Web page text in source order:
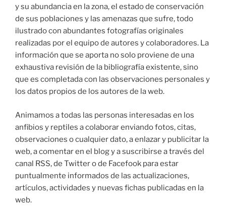
y su abundancia en la zona, el estado de conservación
de sus poblaciones y las amenazas que sufre, todo
ilustrado con abundantes fotografías originales
realizadas por el equipo de autores y colaboradores. La
información que se aporta no solo proviene de una
exhaustiva revisión de la bibliografía existente, sino
que es completada con las observaciones personales y
los datos propios de los autores de la web.
Animamos a todas las personas interesadas en los
anfibios y reptiles a colaborar enviando fotos, citas,
observaciones o cualquier dato, a enlazar y publicitar la
web, a comentar en el blog y a suscribirse a través del
canal RSS, de Twitter o de Facefook para estar
puntualmente informados de las actualizaciones,
artículos, actividades y nuevas fichas publicadas en la
web.